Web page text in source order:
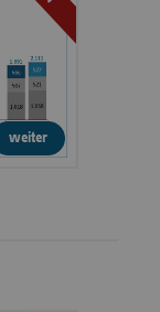
weiter